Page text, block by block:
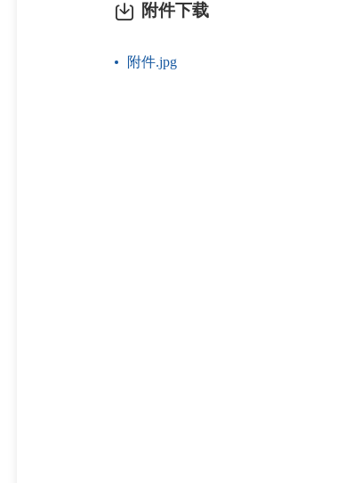
附件下载
附件.jpg